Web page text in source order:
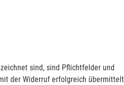
sind, sind Pflichtfelder und
der Widerruf erfolgreich übermittelt